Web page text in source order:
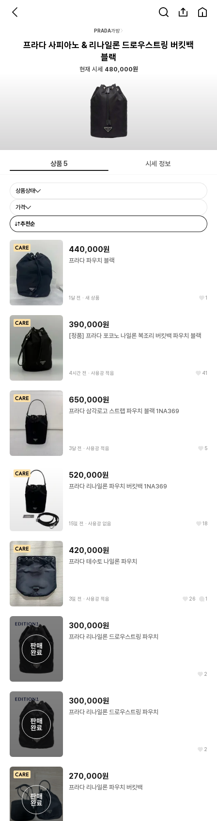
PRADA가방
프라다 사피아노 & 리나일론 드로우스트링 버킷백
블랙
현재 시세 480,000원
상품5 시세 정보
상품상태
가격
추천순
440,000원
프라다 파우치 블랙
1달 전 ∙ 새 상품 1
390,000원
[정품] 프라다 포코노 나일론 복조리 버킷백 파우치 블랙
4시간 전 ∙ 사용감 적음 41
650,000원
프라다 삼각로고 스트랩 파우치 블랙 1NA369
3달 전 ∙ 사용감 적음 5
520,000원
프라다 리나일론 파우치 버킷백 1NA369
15일 전 ∙ 사용감 없음 18
420,000원
프라다 테수토 나일론 파우치
3일 전 ∙ 사용감 적음 26 1
판매
완료
300,000원
프라다 리나일론 드로우스트링 파우치
2
판매
완료
300,000원
프라다 리나일론 드로우스트링 파우치
2
판매
완료
270,000원
프라다 리나일론 파우치 버킷백